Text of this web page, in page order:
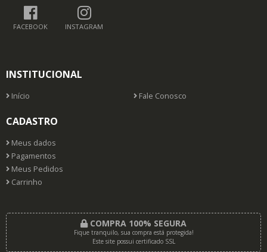
FACEBOOK INSTAGRAM
INSTITUCIONAL
Início Fale Conosco
CADASTRO
Meus dados
Pagamentos
Meus Pedidos
Carrinho
COMPRA 100% SEGURA
Fique tranquilo, sua compra está protegida!
Este site possui certificado SSL